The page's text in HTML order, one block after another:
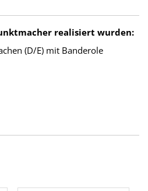
realisiert wurden:
(D/E) mit Banderole